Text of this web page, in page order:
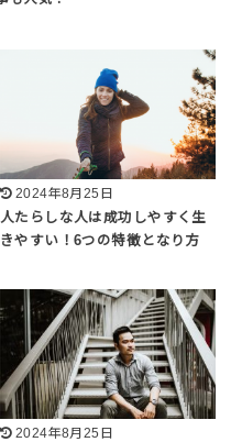
2024年8月25日
人たらしな人は成功しやすく生
きやすい！6つの特徴となり方
2024年8月25日